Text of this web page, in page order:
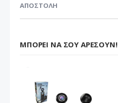
ΑΠΟΣΤΟΛΗ
ΜΠΟΡΕΊ ΝΑ ΣΟΥ ΑΡΈΣΟΥΝ!